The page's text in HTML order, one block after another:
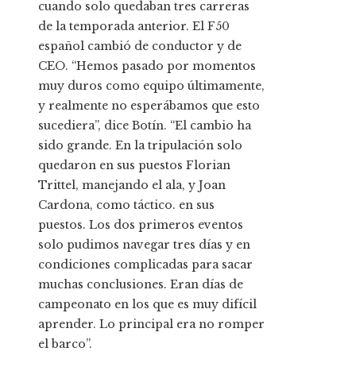
cuando solo quedaban tres carreras
de la temporada anterior. El F50
español cambió de conductor y de
CEO. “Hemos pasado por momentos
muy duros como equipo últimamente,
y realmente no esperábamos que esto
sucediera”, dice Botín. “El cambio ha
sido grande. En la tripulación solo
quedaron en sus puestos Florian
Trittel, manejando el ala, y Joan
Cardona, como táctico. en sus
puestos. Los dos primeros eventos
solo pudimos navegar tres días y en
condiciones complicadas para sacar
muchas conclusiones. Eran días de
campeonato en los que es muy difícil
aprender. Lo principal era no romper
el barco”.